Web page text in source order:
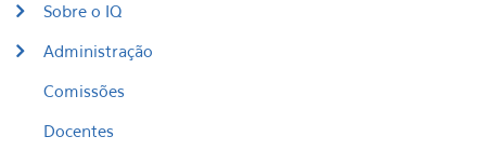
Sobre o IQ
Administração
Comissões
Docentes